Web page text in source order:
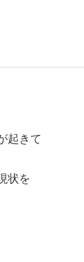
起きて
状を